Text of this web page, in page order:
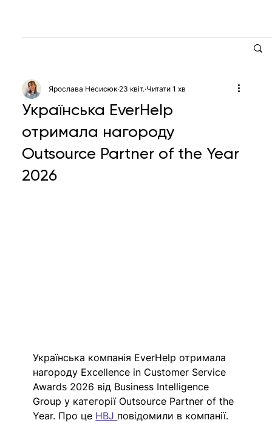
Українська EverHelp
отримала нагороду
Outsource Partner of the Year
2026
Ярослава Несисюк 23 квіт. Читати 1 хв
Українська компанія EverHelp отримала
нагороду Excellence in Customer Service
Awards 2026 від Business Intelligence
Group у категорії Outsource Partner of the
Year. Про це HBJ повідомили в компанії.